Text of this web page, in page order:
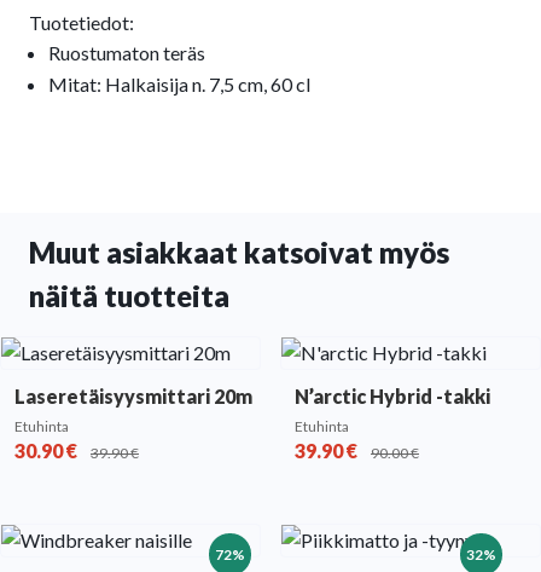
Tuotetiedot:
Ruostumaton teräs
Mitat: Halkaisija n. 7,5 cm, 60 cl
Muut asiakkaat katsoivat myös
näitä tuotteita
Laseretäisyysmittari 20m
Etuhinta
30.90€ 39.90€
N’arctic Hybrid -takki
Etuhinta
39.90€ 90.00€
72% 32%